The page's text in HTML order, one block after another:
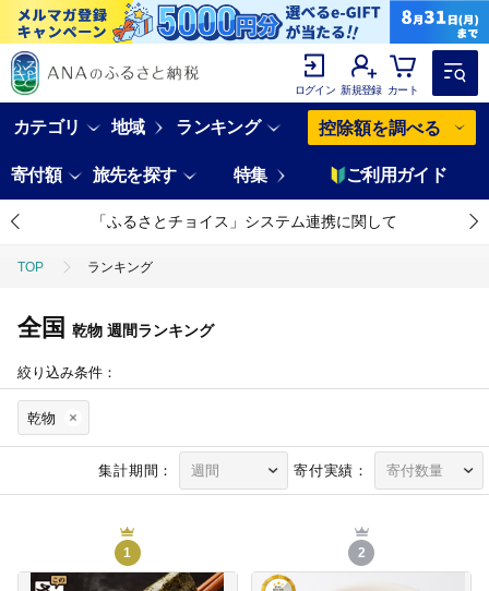
ログイン 新規登録 カート
カテゴリ 地域 ランキング 控除額を調べる
寄付額 旅先を探す 特集 ご利用ガイド
「ふるさとチョイス」システム連携に関して
TOP ランキング
全国 乾物 週間ランキング
絞り込み条件：
乾物
集計期間： 寄付実績：
1 2